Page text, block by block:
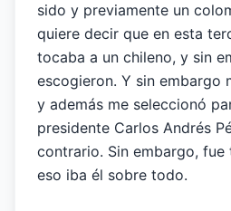
sido y previamente un
quiere decir que en esta
tocaba a un chileno, y sin
escogieron. Y sin embargo
y además me seleccionó
presidente Carlos Andrés
contrario. Sin embargo, fue
eso iba él sobre todo.